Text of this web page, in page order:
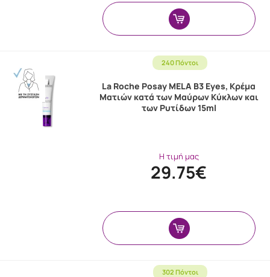
240 Πόντοι
La Roche Posay MELA B3 Eyes, Κρέμα
Mατιών κατά των Mαύρων Kύκλων και
των Ρυτίδων 15ml
Η τιμή μας
29.75€
302 Πόντοι